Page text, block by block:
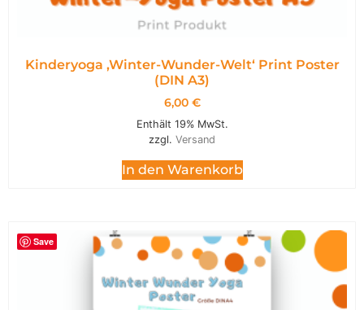
Kinderyoga ‚Winter-Wunder-Welt‘ Print Poster
(DIN A3)
6,00 €
Enthält 19% MwSt.
zzgl. Versand
In den Warenkorb
Save